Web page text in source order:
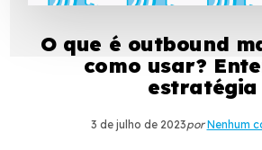
O que é outbound
como usar?
estratégia
3 de julho de 2023por Nenhum